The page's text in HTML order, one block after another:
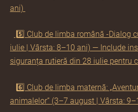
ani)
5️⃣ Club de limba română -Dialog
iulie | Vârsta: 8–10 ani) — Include
siguranța rutieră din 28 iulie pentru
6️⃣ Club de limba maternă:
animalelor” (3–7 august | Vârsta: